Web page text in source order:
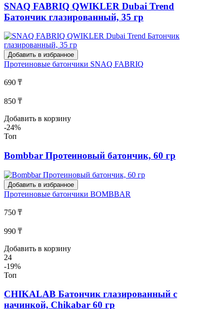
SNAQ FABRIQ QWIKLER Dubai Trend
Батончик глазированный, 35 гр
Добавить в избранное
Протеиновые батончики SNAQ FABRIQ
690 ₸
850 ₸
Добавить в корзину
-24%
Топ
Bombbar Протеиновый батончик, 60 гр
Добавить в избранное
Протеиновые батончики BOMBBAR
750 ₸
990 ₸
Добавить в корзину
24
-19%
Топ
CHIKALAB Батончик глазированный с
начинкой, Сhikabar 60 гр